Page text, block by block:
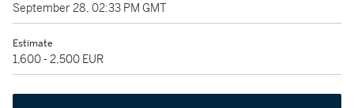
September 28, 02:33 PM GMT
Estimate
1,600 - 2,500 EUR